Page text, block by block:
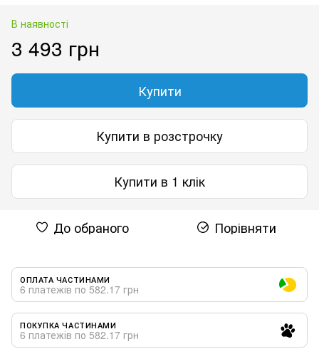
В наявності
3 493 грн
Купити
Купити в розстрочку
Купити в 1 клік
До обраного Порівняти
ОПЛАТА ЧАСТИНАМИ
6 платежів по 582.17 грн
ПОКУПКА ЧАСТИНАМИ
6 платежів по 582.17 грн